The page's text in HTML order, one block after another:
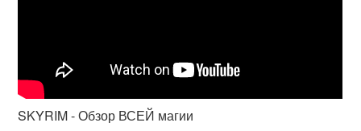
SKYRIM - Обзор ВСЕЙ магии